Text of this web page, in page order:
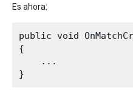
Es ahora:
public void
{
    ...